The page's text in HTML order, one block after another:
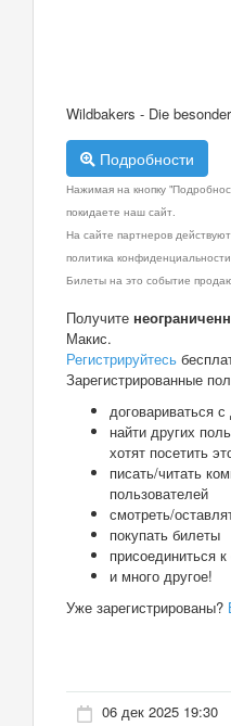
Wildbakers - Die
Подробности
Нажимая на кнопку
покидаете наш сайт.
На сайте партнеров
политика конфиденциальности.
Билеты на это событие
Получите
Макис.
Регистрируйтесь
Зарегистрированные
договариваться
найти других
хотят посетить
писать/читать
пользователей
смотреть/
покупать билеты
присоединиться
и много другое!
Уже зарегистрированы?
06 дек 2025 19:30